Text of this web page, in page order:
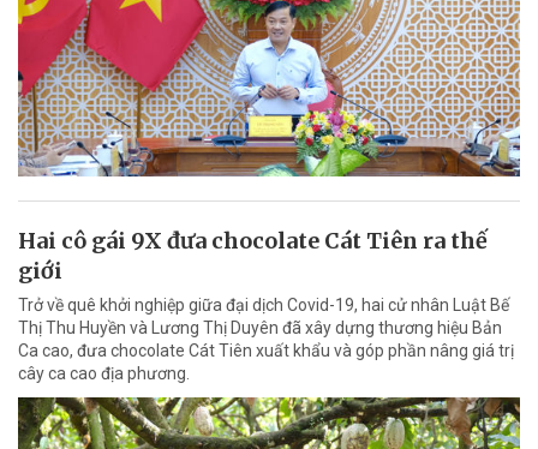
Hai cô gái 9X đưa chocolate Cát Tiên ra thế
giới
Trở về quê khởi nghiệp giữa đại dịch Covid-19, hai cử nhân Luật Bế
Thị Thu Huyền và Lương Thị Duyên đã xây dựng thương hiệu Bản
Ca cao, đưa chocolate Cát Tiên xuất khẩu và góp phần nâng giá trị
cây ca cao địa phương.